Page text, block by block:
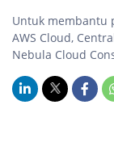
Untuk membantu
AWS Cloud,
Nebula Cloud